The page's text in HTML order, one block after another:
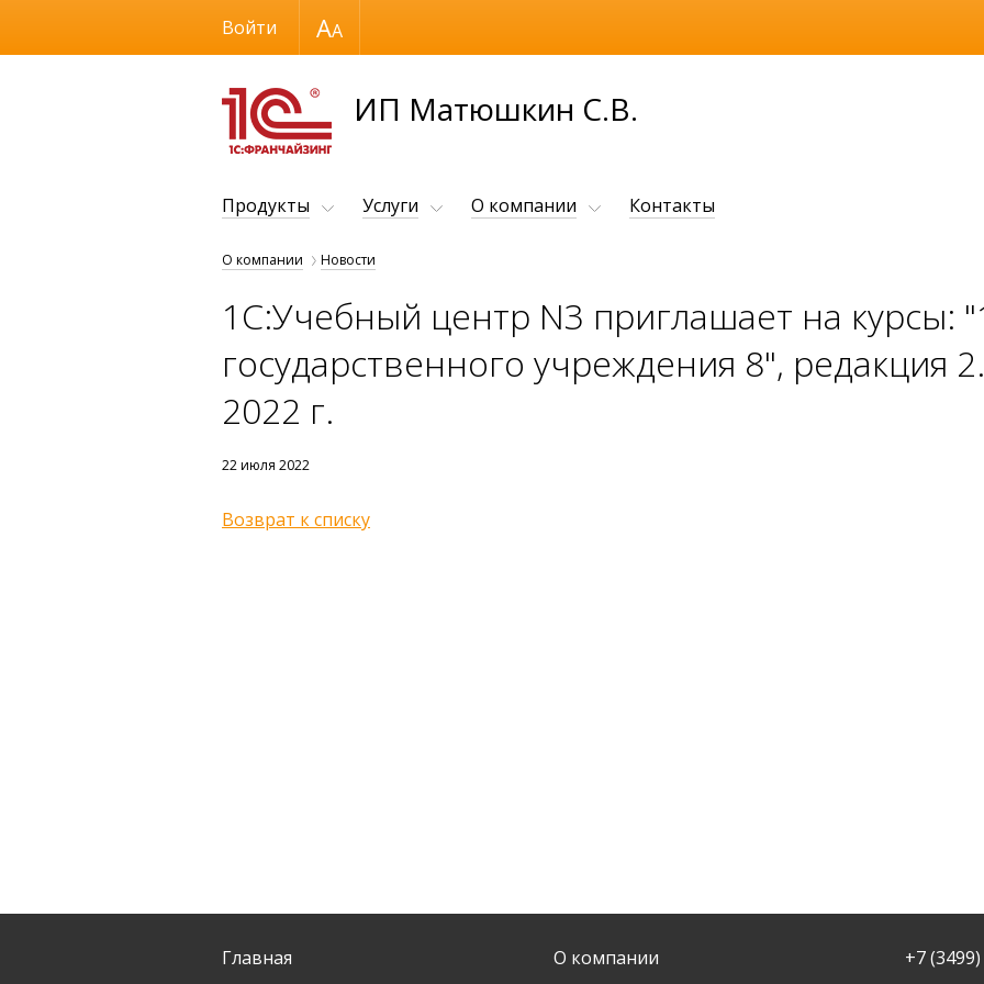
Размер шрифта
ИП Матюшкин С.В.
Войти
Продукты Услуги О компании Контакты
О компании Новости
1С:Учебный центр N3 приглашает на курсы:
государственного учреждения 8", редакция
2022 г.
22 июля 2022
Возврат к списку
Главная
О компании
+7